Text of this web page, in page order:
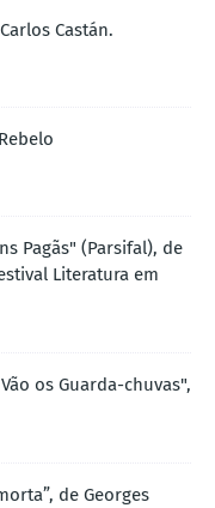
Castán.
Pagãs" (Parsifal), de
Literatura em
os Guarda-chuvas",
de Georges